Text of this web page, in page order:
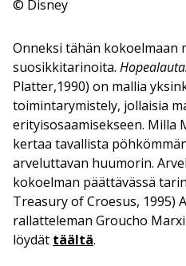
© Disney
Onneksi tähän kokoelmaan
suosikkitarinoita.
Platter,1990) on mallia
toimintarymistely, jollaisia
erityisosaamisekseen. Milla
kertaa tavallista
arveluttavan huumorin.
kokoelman päättävässä
Treasury of Croesus, 1995)
rallatteleman Groucho
löydät täältä.